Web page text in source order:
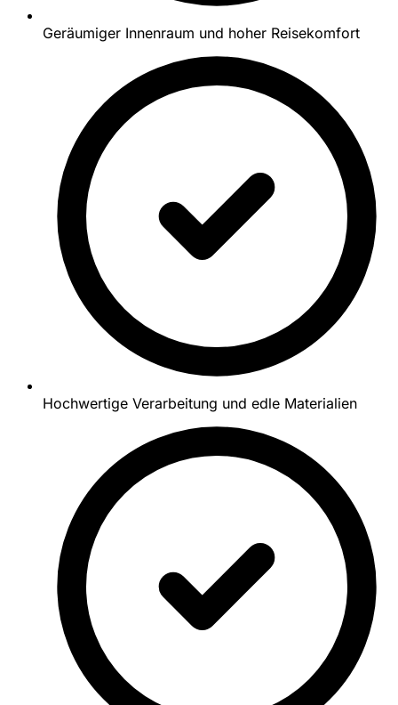
Geräumiger Innenraum und hoher Reisekomfort
Hochwertige Verarbeitung und edle Materialien